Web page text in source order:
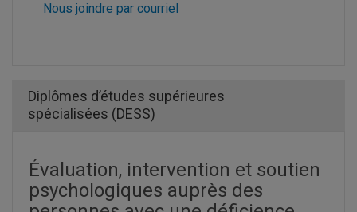
Nous joindre par courriel
Diplômes d’études supérieures
spécialisées (DESS)
Évaluation, intervention et soutien
psychologiques auprès des